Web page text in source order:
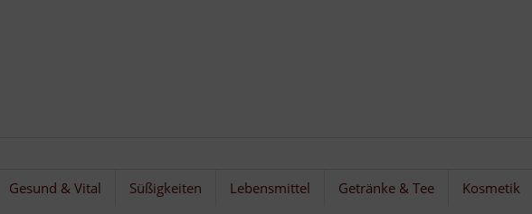
Gesund & Vital Süßigkeiten Lebensmittel Getränke & Tee Kosmetik